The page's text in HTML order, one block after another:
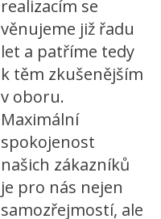
realizacím se
věnujeme již řadu
let a patříme tedy
k těm zkušenějším
v oboru.
Maximální
spokojenost
našich zákazníků
je pro nás nejen
samozřejmostí, ale